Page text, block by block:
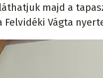
majd a
Vágta